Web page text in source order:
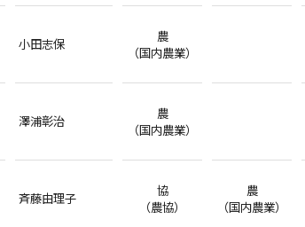
小田志保
農
（国内農業）
澤浦彰治
農
（国内農業）
斉藤由理子
協
（農協）
農
（国内農業）